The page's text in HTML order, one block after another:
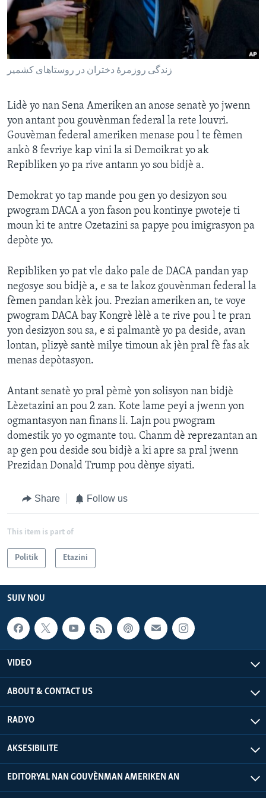
Languages
زندگی روزمرهٔ دختران در روستاهای کشمیر
Lidè yo nan Sena Ameriken an anose senatè yo jwenn
yon antant pou gouvènman federal la rete louvri.
Gouvèman federal ameriken menase pou l te fèmen
ankò 8 fevriye kap vini la si Demoikrat yo ak
Repibliken yo pa rive antann yo sou bidjè a.
Demokrat yo tap mande pou gen yo desizyon sou
pwogram DACA a yon fason pou kontinye pwoteje ti
moun ki te antre Ozetazini sa papye pou imigrasyon pa
depòte yo.
Repibliken yo pat vle dako pale de DACA pandan yap
negosye sou bidjè a, e sa te lakoz gouvènman federal la
fèmen pandan kèk jou. Prezian ameriken an, te voye
pwogram DACA bay Kongrè lèlè a te rive pou l te pran
yon desizyon sou sa, e si palmantè yo pa deside, avan
lontan, plizyè santè milye timoun ak jèn pral fè fas ak
menas depòtasyon.
Antant senatè yo pral pèmè yon solisyon nan bidjè
Lèzetazini an pou 2 zan. Kote lame peyi a jwenn yon
ogmantasyon nan finans li. Lajn pou pwogram
domestik yo yo ogmante tou. Chanm dè reprezantan an
ap gen pou deside sou bidjè a ki apre sa pral jwenn
Prezidan Donald Trump pou dènye siyati.
Share Follow us
This item is part of
Politik Etazini
SUIV NOU
VIDEO
ABOUT & CONTACT US
RADYO
AKSESIBILITE
EDITORYAL NAN GOUVÈNMAN AMERIKEN AN